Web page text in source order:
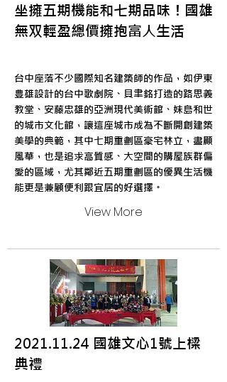
坐擁五期機能和七期品味！國雄
無双輕盈總價擁抱富人生活
台中座落不少國際知名建築師的作品，如伊東
豊雄設計的台中歌劇院、貝聿銘打造的路思義
教堂、安藤忠雄的亞洲現代美術館、妹島和世
的城市文化館，讓這座城市成為不斷開創建築
美學的典範，其中七期重劃區豪宅林立，盡顯
風華，也是追求高質感、大空間的購屋族群偏
愛的區域，尤其鄰近五期重劃區的優異生活機
能更是兼顧便利跟宜居的好選擇。
View More
2021.11.24 國雄文心1號上樑
典禮